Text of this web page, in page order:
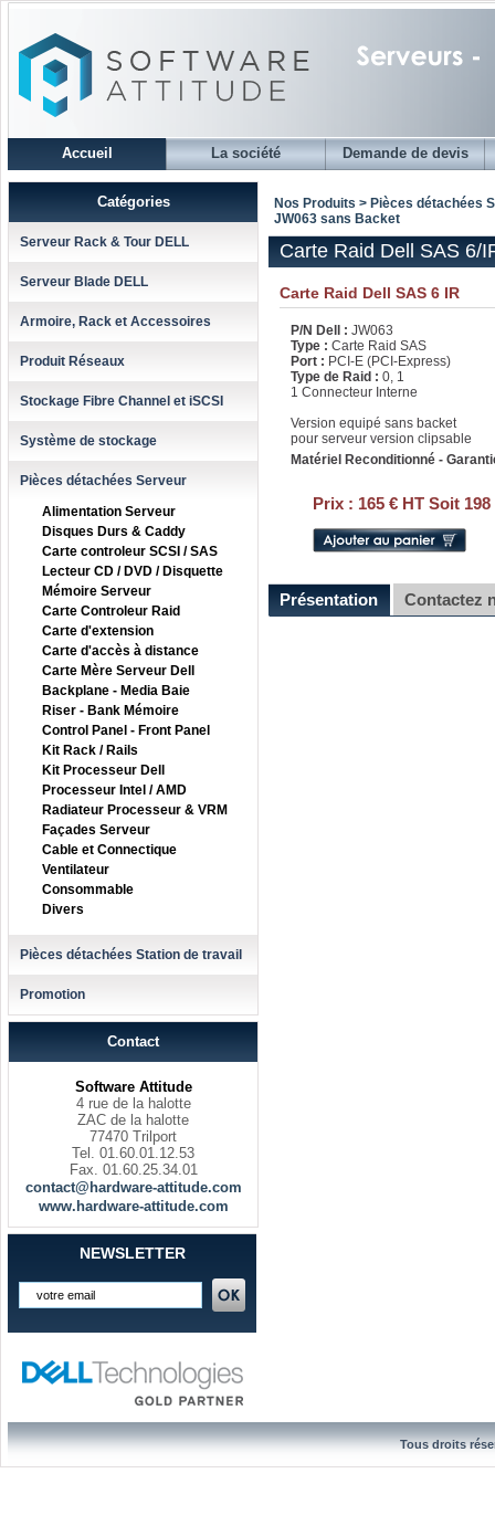
Accueil La société Demande de devis
Catégories
Serveur Rack & Tour DELL
Serveur Blade DELL
Armoire, Rack et Accessoires
Produit Réseaux
Stockage Fibre Channel et iSCSI
Système de stockage
Pièces détachées Serveur
Alimentation Serveur
Disques Durs & Caddy
Carte controleur SCSI / SAS
Lecteur CD / DVD / Disquette
Mémoire Serveur
Carte Controleur Raid
Carte d'extension
Carte d'accès à distance
Carte Mère Serveur Dell
Backplane - Media Baie
Riser - Bank Mémoire
Control Panel - Front Panel
Kit Rack / Rails
Kit Processeur Dell
Processeur Intel / AMD
Radiateur Processeur & VRM
Façades Serveur
Cable et Connectique
Ventilateur
Consommable
Divers
Pièces détachées Station de travail
Promotion
Contact
Software Attitude
4 rue de la halotte
ZAC de la halotte
77470 Trilport
Tel. 01.60.01.12.53
Fax. 01.60.25.34.01
contact@hardware-attitude.com
www.hardware-attitude.com
NEWSLETTER
Nos Produits > Pièces détachées
JW063 sans Backet
Carte Raid Dell SAS 6/
Carte Raid Dell SAS 6 IR
P/N Dell : JW063
Type : Carte Raid SAS
Port : PCI-E (PCI-Express)
Type de Raid : 0, 1
1 Connecteur Interne
Version equipé sans backet
pour serveur version clipsable
Matériel Reconditionné -
Prix : 165 € HT Soit 198
Présentation Contactez
Tous droits